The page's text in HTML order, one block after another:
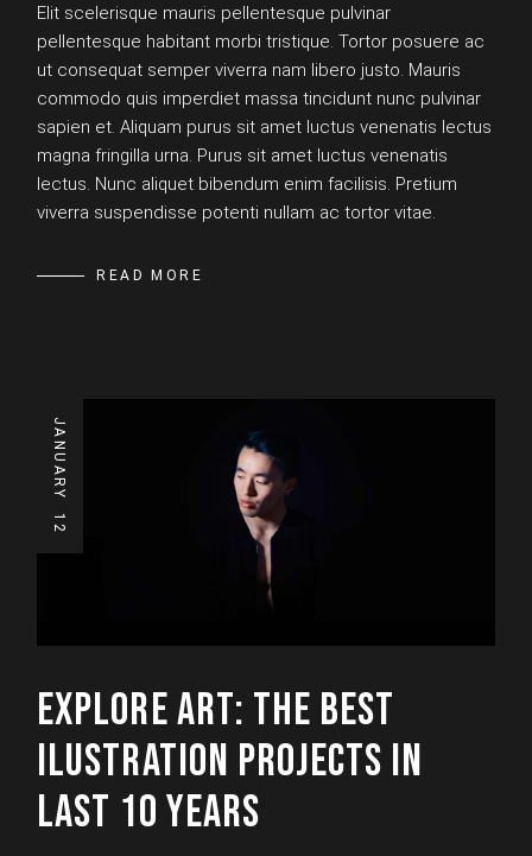
Elit scelerisque mauris pellentesque pulvinar
pellentesque habitant morbi tristique. Tortor posuere ac
ut consequat semper viverra nam libero justo. Mauris
commodo quis imperdiet massa tincidunt nunc pulvinar
sapien et. Aliquam purus sit amet luctus venenatis lectus
magna fringilla urna. Purus sit amet luctus venenatis
lectus. Nunc aliquet bibendum enim facilisis. Pretium
viverra suspendisse potenti nullam ac tortor vitae.
READ MORE
JANUARY
12
EXPLORE ART: THE BEST
ILUSTRATION PROJECTS IN
LAST 10 YEARS